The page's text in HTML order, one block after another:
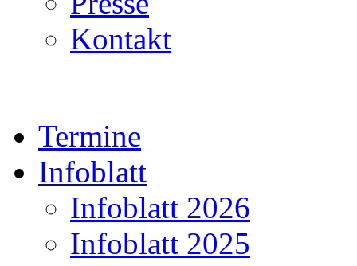
Kontakt
Termine
Infoblatt
Infoblatt 2026
Infoblatt 2025